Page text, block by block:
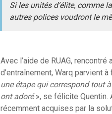
Si les unités d’élite, comme
autres polices voudront le
Avec l’aide de RUAG,
d’entraînement, Warq parvient
une étape qui correspond tout
ont adoré», se félicite Quentin.
récemment acquises par la